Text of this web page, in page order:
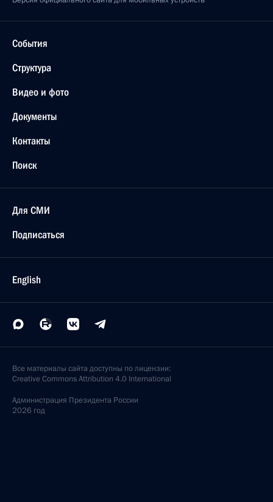
События
Структура
Видео и фото
Документы
Контакты
Поиск
Для СМИ
Подписаться
English
Все материалы сайта доступны по лицензии:
Creative Commons Attribution 4.0 International
Администрация Президента России
2026 год